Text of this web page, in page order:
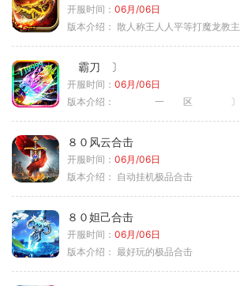
开服时间： 06月/06日
版本介绍： 散人称王人人平等打魔龙教主
霸刀 〕
开服时间： 06月/06日
版本介绍：
一 区 〕
８０风云合击
开服时间： 06月/06日
版本介绍： 自动挂机极品合击
８０妲己合击
开服时间： 06月/06日
版本介绍： 最好玩的极品合击